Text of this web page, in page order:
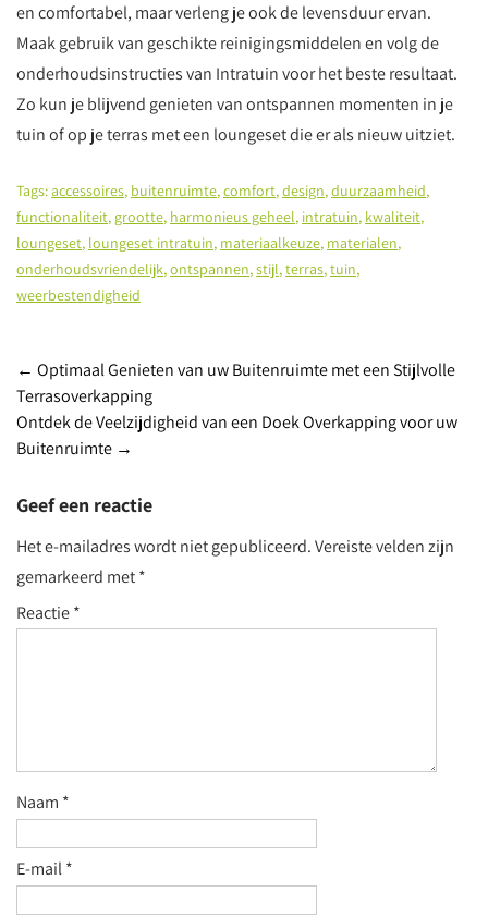
en comfortabel, maar verleng je ook de levensduur ervan.
Maak gebruik van geschikte reinigingsmiddelen en volg de
onderhoudsinstructies van Intratuin voor het beste resultaat.
Zo kun je blijvend genieten van ontspannen momenten in je
tuin of op je terras met een loungeset die er als nieuw uitziet.
Tags:accessoires, buitenruimte,comfort,design,duurzaamheid,
functionaliteit, grootte, harmonieus geheel, intratuin, kwaliteit,
loungeset, loungeset intratuin, materiaalkeuze, materialen,
onderhoudsvriendelijk,ontspannen,stijl,terras,tuin,
weerbestendigheid
Post
navigation
← Optimaal Genieten van uw Buitenruimte met een Stijlvolle
Terrasoverkapping
Ontdek de Veelzijdigheid van een Doek Overkapping voor uw
Buitenruimte →
Geef een reactie
Het e-mailadres wordt niet gepubliceerd.Vereiste velden zijn
gemarkeerd met*
Reactie*
Naam *
E-mail*